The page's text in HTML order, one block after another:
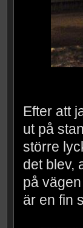
Efter att
ut på
större
det blev,
på
är en fin